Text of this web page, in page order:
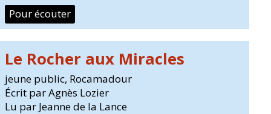
Pour écouter
Le Rocher aux Miracles
jeune public, Rocamadour
Écrit par Agnès Lozier
Lu par Jeanne de la Lance